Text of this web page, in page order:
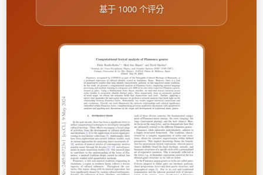
基于 1000 个评分